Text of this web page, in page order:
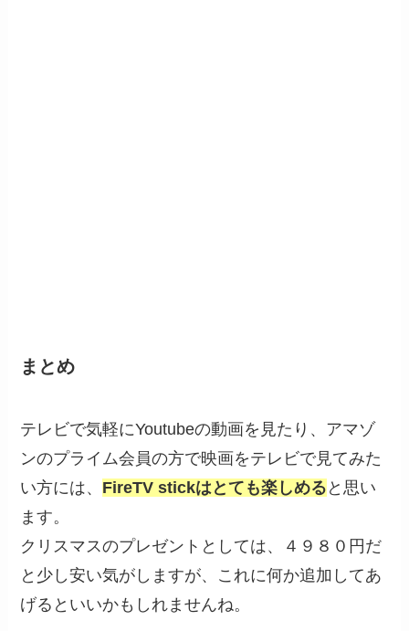
まとめ
テレビで気軽にYoutubeの動画を見たり、アマゾ
ンのプライム会員の方で映画をテレビで見てみた
い方には、 FireTV stickはとても楽しめる と思い
ます。
クリスマスのプレゼントとしては、４９８０円だ
と少し安い気がしますが、これに何か追加してあ
げるといいかもしれませんね。